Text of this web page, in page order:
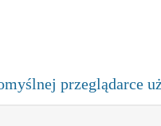
przeglądarce